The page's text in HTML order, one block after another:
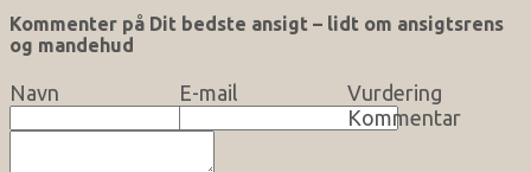
Kommenter på Dit bedste ansigt – lidt om ansigtsrens
og mandehud
Navn E-mail
Vurdering
Kommentar